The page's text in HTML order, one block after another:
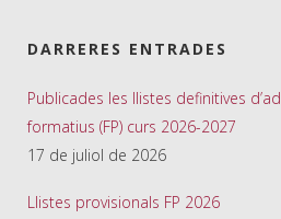
DARRERES ENTRADES
Publicades les llistes definitives
formatius (FP) curs 2026-2027
17 de juliol de 2026
Llistes provisionals FP 2026